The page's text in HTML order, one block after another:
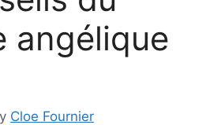
angélique
Cloe Fournier